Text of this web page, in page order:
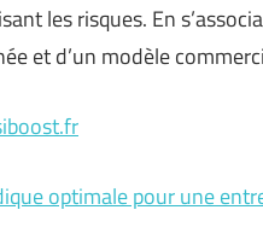
les risques. En
et d’un modèle
optimale pour une